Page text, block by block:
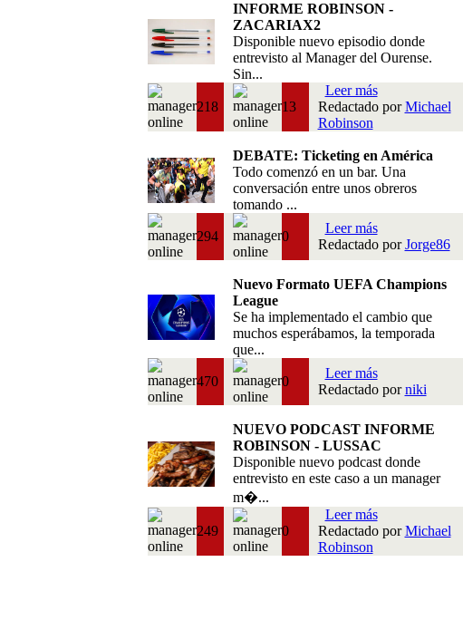
INFORME ROBINSON -
ZACARIAX2
Disponible nuevo episodio donde
entrevisto al Manager del Ourense.
Sin...
218 13
Leer más
Redactado porMichael
Robinson
DEBATE: Ticketing en América
Todo comenzó en un bar. Una
conversación entre unos obreros
tomando ...
294 0
Leer más
Redactado porJorge86
Nuevo Formato UEFA Champions
League
Se ha implementado el cambio que
muchos esperábamos, la temporada
que...
470 0
Leer más
Redactado porniki
NUEVO PODCAST INFORME
ROBINSON - LUSSAC
Disponible nuevo podcast donde
entrevisto en este caso a un manager
m�...
249 0
Leer más
Redactado porMichael
Robinson